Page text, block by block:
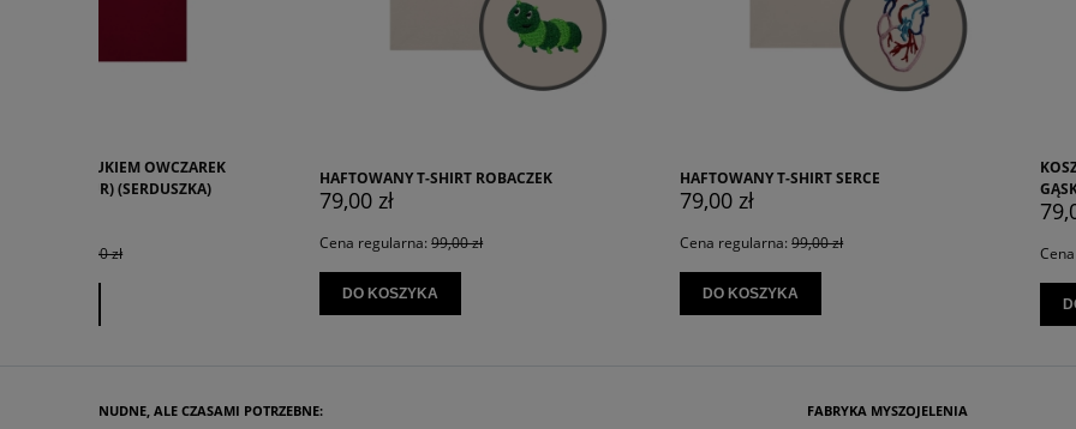
HAFTOWANY T-SHIRT ROBACZEK
79,00 zł
HAFTOWANY T-SHIRT SERCE
Cena regularna:
KOSZULKA Z NADRUKIEM
GĄSKA
Cena regularna:
NUDNE, ALE CZASAMI POTRZEBNE: FABRYKA MYSZOJELENIA